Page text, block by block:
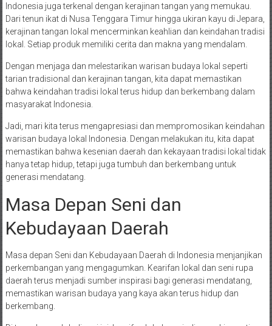
Indonesia juga terkenal dengan kerajinan tangan yang memukau.
Dari tenun ikat di Nusa Tenggara Timur hingga ukiran kayu di Jepara,
kerajinan tangan lokal mencerminkan keahlian dan keindahan tradisi
lokal. Setiap produk memiliki cerita dan makna yang mendalam.
Dengan menjaga dan melestarikan warisan budaya lokal seperti
tarian tradisional dan kerajinan tangan, kita dapat memastikan
bahwa keindahan tradisi lokal terus hidup dan berkembang dalam
masyarakat Indonesia.
Jadi, mari kita terus mengapresiasi dan mempromosikan keindahan
warisan budaya lokal Indonesia. Dengan melakukan itu, kita dapat
memastikan bahwa kesenian daerah dan kekayaan tradisi lokal tidak
hanya tetap hidup, tetapi juga tumbuh dan berkembang untuk
generasi mendatang.
Masa Depan Seni dan
Kebudayaan Daerah
Masa depan Seni dan Kebudayaan Daerah di Indonesia menjanjikan
perkembangan yang mengagumkan. Kearifan lokal dan seni rupa
daerah terus menjadi sumber inspirasi bagi generasi mendatang,
memastikan warisan budaya yang kaya akan terus hidup dan
berkembang.